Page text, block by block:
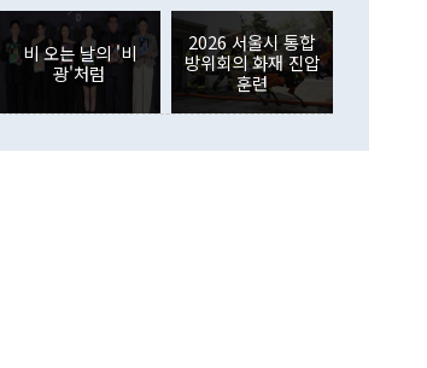
일부 장관이 결정할 사안이 아니어서 월
통령은 정 장관의 업무보고를 듣고 난
인난 건 아니다"라고 재차 확인했다. 정
내용은 대부분 국가안전보장회의(NSC)
의 개인적 생각에 가깝다"며 "안보 관
아닌 사안을 추진하겠다고 업무보고를
권자가 나서야 한다'고 주장한 것은 심각
는 세계국채지수(WGBI) 자금 유입에도
이 줄어든 52억9000만달러를 기록했
을 중심으로 35억6000만달러 증가했
비 오는 날의 '비
광'처럼
2026 서울시 통합
방위회의 화재 진압
훈련